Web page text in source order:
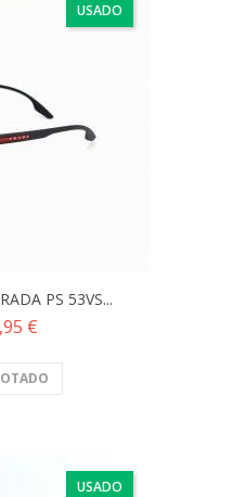
USADO
PS 53VS...
€
USADO